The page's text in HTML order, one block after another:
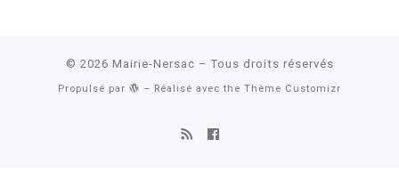
© 2026 Mairie-Nersac – Tous droits réservés
Propulsé par – Réalisé avec the Thème Customizr